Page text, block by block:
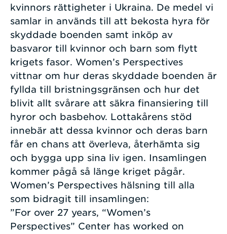
kvinnors rättigheter i Ukraina. De medel vi
samlar in används till att bekosta hyra för
skyddade boenden samt inköp av
basvaror till kvinnor och barn som flytt
krigets fasor. Women’s Perspectives
vittnar om hur deras skyddade boenden är
fyllda till bristningsgränsen och hur det
blivit allt svårare att säkra finansiering till
hyror och basbehov. Lottakårens stöd
innebär att dessa kvinnor och deras barn
får en chans att överleva, återhämta sig
och bygga upp sina liv igen. Insamlingen
kommer pågå så länge kriget pågår.
Women’s Perspectives hälsning till alla
som bidragit till insamlingen:
”For over 27 years, “Women’s
Perspectives” Center has worked on